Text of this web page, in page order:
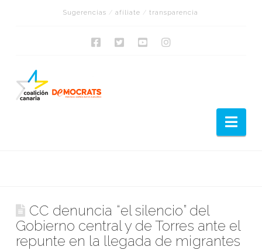
Sugerencias /afíliate /transparencia
CC denuncia “el silencio” del
Gobierno central y de Torres ante el
repunte en la llegada de migrantes